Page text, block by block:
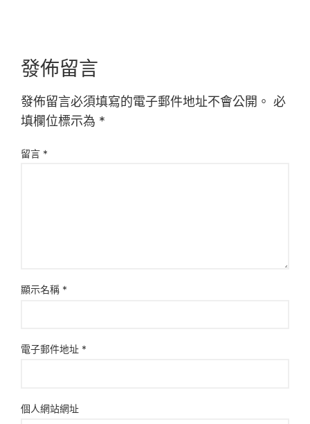
發佈留言
發佈留言必須填寫的電子郵件地址不會公開。 必
填欄位標示為 *
留言 *
顯示名稱 *
電子郵件地址 *
個人網站網址